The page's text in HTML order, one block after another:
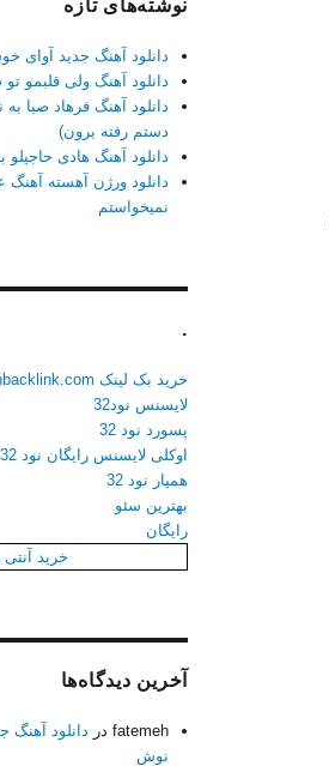
نوشته‌های تازه
دانلود آهنگ جدید آوای
دانلود آهنگ ولی
دانلود آهنگ فرهاد صبا به
دستم رفته برون)
دانلود آهنگ هادی
دانلود ورژن آهسته آهنگ
نمیخواستم
.
خرید بک لینک behtarinbacklink.com
لایسنس نود32
پسورد نود 32
اوکلی لایسنس رایگان نود 32
همیار نود 32
بهترین سئو
رایگان
خرید
آخرین دیدگاه‌ها
fatemeh در دانلود آهنگ
نوش